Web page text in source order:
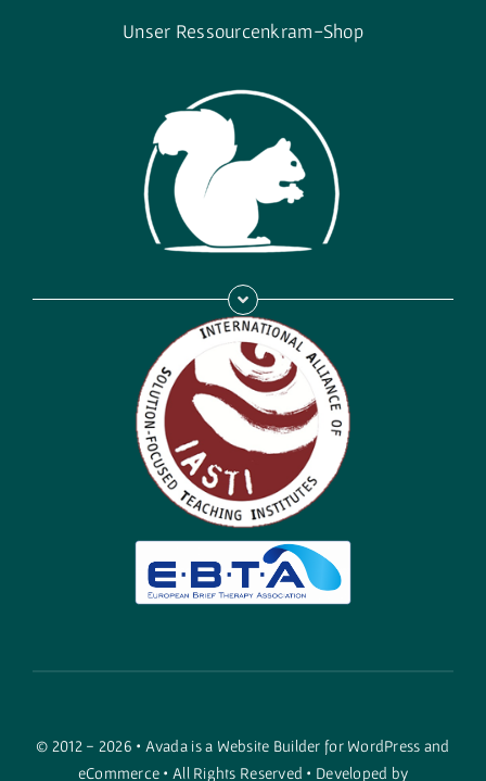
Unser Ressourcenkram-Shop
© 2012 - 2026 • Avada is a Website Builder for WordPress and
eCommerce • All Rights Reserved • Developed by